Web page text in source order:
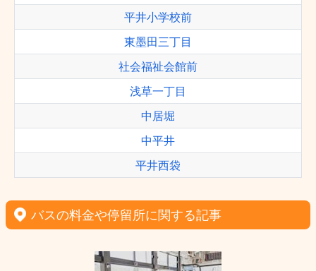
平井小学校前
東墨田三丁目
社会福祉会館前
浅草一丁目
中居堀
中平井
平井西袋
バスの料金や停留所に関する記事